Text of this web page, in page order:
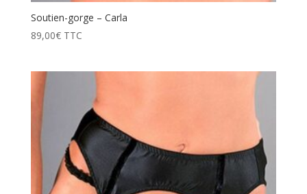
Soutien-gorge – Carla
89,00€ TTC